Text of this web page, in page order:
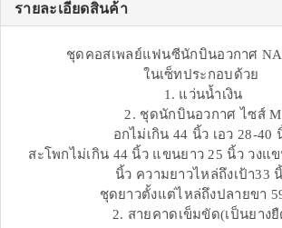
รายละเอียดสินค้า
ชุดคอสเพลย์แฟนซีนักบินอวกาศ
ในเซ็ทประกอบด้วย
1. แว่นน้ำเงิน
2. ชุดนักบินอวกาศ ไซส์ M
อกไม่เกิน 44 นิ้ว เอว 28-40
สะโพกไม่เกิน 44 นิ้ว แขนยาว 25 นิ้ว วงแ
นิ้ว ความยาวไหล่ถึงเป้า33
ชุดยาวตั้งแต่ไหล่ถึงปลายขา
2. สายคาดเข็มขัด(เป็นยาง